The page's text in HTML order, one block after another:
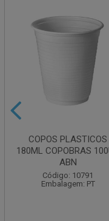
COPOS PLASTICOS
180ML COPOBRAS
ABN
Código: 10791
Embalagem: PT